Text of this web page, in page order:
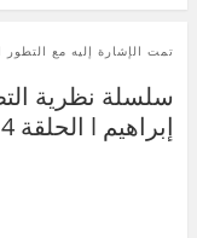
تمت الإشارة إليه مع التطور
إبراهيم l الحلقة 4